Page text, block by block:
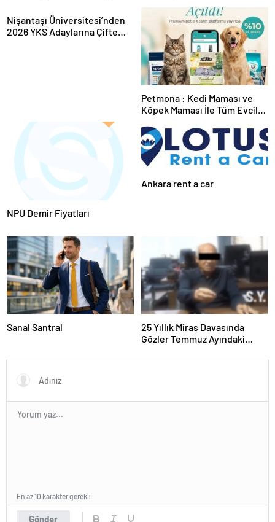
Nişantaşı Üniversitesi’nden
2026 YKS Adaylarına Çifte
Petmona : Kedi Maması ve
Köpek Maması İle Tüm Evcil
NPU Demir Fiyatları
Ankara rent a car
Sanal Santral
25 Yıllık Miras Davasında
Gözler Temmuz Ayındaki
Gönder
En az 10 karakter gerekli